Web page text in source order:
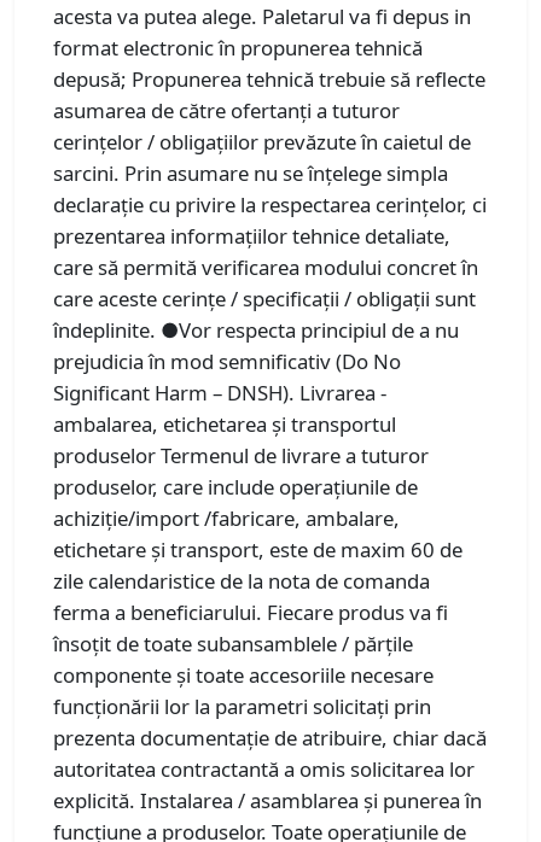
acesta va putea alege. Paletarul va fi depus in
format electronic în propunerea tehnică
depusă; Propunerea tehnică trebuie să reflecte
asumarea de către ofertanţi a tuturor
cerinţelor / obligaţiilor prevăzute în caietul de
sarcini. Prin asumare nu se înţelege simpla
declaraţie cu privire la respectarea cerinţelor, ci
prezentarea informaţiilor tehnice detaliate,
care să permită verificarea modului concret în
care aceste cerinţe / specificaţii / obligaţii sunt
îndeplinite. ●Vor respecta principiul de a nu
prejudicia în mod semnificativ (Do No
Significant Harm – DNSH). Livrarea -
ambalarea, etichetarea şi transportul
produselor Termenul de livrare a tuturor
produselor, care include operaţiunile de
achiziţie/import /fabricare, ambalare,
etichetare şi transport, este de maxim 60 de
zile calendaristice de la nota de comanda
ferma a beneficiarului. Fiecare produs va fi
însoţit de toate subansamblele / părţile
componente şi toate accesoriile necesare
funcţionării lor la parametri solicitaţi prin
prezenta documentaţie de atribuire, chiar dacă
autoritatea contractantă a omis solicitarea lor
explicită. Instalarea / asamblarea şi punerea în
funcţiune a produselor. Toate operaţiunile de